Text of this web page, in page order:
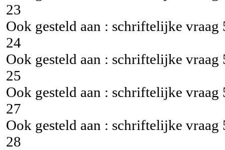
23
Ook gesteld aan : schriftelijke vraag
24
Ook gesteld aan : schriftelijke vraag
25
Ook gesteld aan : schriftelijke vraag
27
Ook gesteld aan : schriftelijke vraag
28